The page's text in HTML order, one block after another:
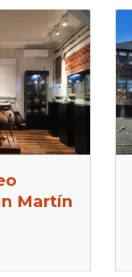
Martín